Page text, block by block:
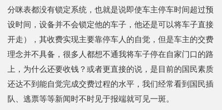
分咪表都没有锁定系统，也就是说即使车主停车时间超过预
设时间，设备并不会锁定他的车子，他还是可以将车子直接
开走），其收费实现主要靠停车人的自觉，但是车主的交费
理念并不具备，很多人都想不通我将车子停在自家门口的路
上，为什么还要收钱？或者更直接的说，是目前的国民素质
还达不到能自觉完成交费过程的水平，我们经常看到国民插
队、逃票等等新闻时不时见于报端就可见一斑。